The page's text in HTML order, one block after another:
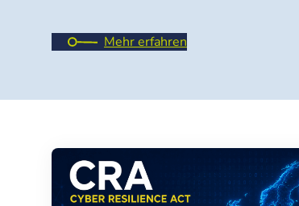
Mehr erfahren